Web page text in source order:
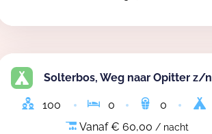
Solterbos, Weg naar Opitter z/n
100 0 0
Vanaf € 60,00 / nacht